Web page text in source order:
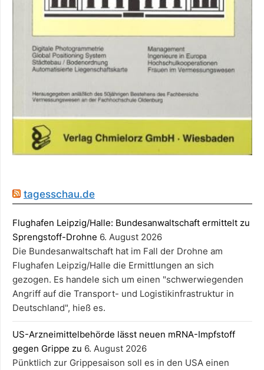
tagesschau.de
Flughafen Leipzig/Halle: Bundesanwaltschaft ermittelt zu
Sprengstoff-Drohne 6. August 2026
Die Bundesanwaltschaft hat im Fall der Drohne am
Flughafen Leipzig/Halle die Ermittlungen an sich
gezogen. Es handele sich um einen "schwerwiegenden
Angriff auf die Transport- und Logistikinfrastruktur in
Deutschland", hieß es.
US-Arzneimittelbehörde lässt neuen mRNA-Impfstoff
gegen Grippe zu 6. August 2026
Pünktlich zur Grippesaison soll es in den USA einen